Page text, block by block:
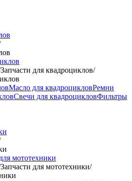
Запчасти для квадроциклов/
Масло для квадроцикловРемни
Свечи для квадроцикловФильтры
мототехники
Запчасти для мототехники/